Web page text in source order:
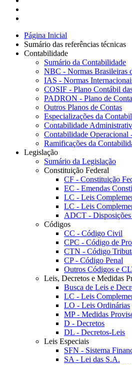
Página Inicial
Sumário das referências técnicas
Contabilidade
Sumário da Contabilidade
NBC - Normas Brasileiras
IAS - Normas
COSIF - Plano Contábil
PADRON - Plano de
Outros Planos de Contas
Especializações da
Contabilidade
Contabilidade Operacional
Ramificações da
Legislação
Sumário da Legislação
Constituição Federal
CF - Constituição
EC - Emendas
LC - Leis
LC - Leis
ADCT -
Códigos
CC - Código Civil
CPC - Código de
CTN - Código
CP - Código Penal
Outros Códigos e
Leis, Decretos e Medidas
Busca de Leis e
LC - Leis
LO - Leis Ordinárias
MP - Medidas
D - Decretos
DL - Decretos-Leis
Leis Especiais
SFN - Sistema
SA - Lei das S.A.